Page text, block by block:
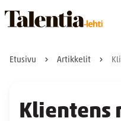
Etusivu Artikkelit
Klientens